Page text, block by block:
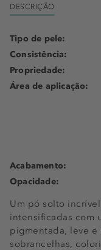
DESCRIÇÃO
Um pó solto
intensificadas com
pigmentada, leve e
sobrancelhas,
Tipo de pele:
Consistência:
Propriedade:
Área de aplicação:
Acabamento:
Opacidade: